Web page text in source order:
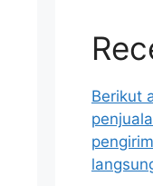
Berikut